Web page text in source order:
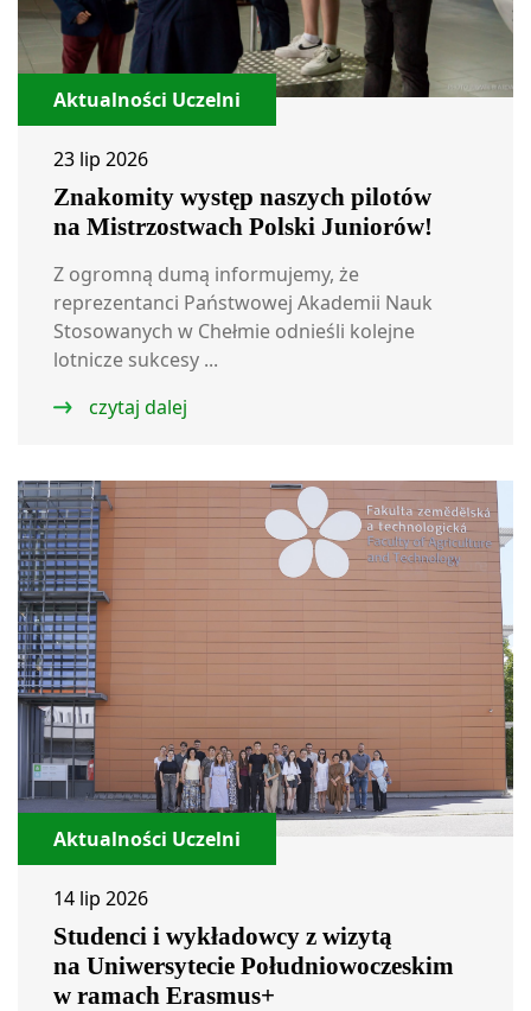
Aktualności Uczelni
23 lip 2026
Znakomity występ naszych pilotów
na Mistrzostwach Polski Juniorów!
Z ogromną dumą informujemy, że
reprezentanci Państwowej Akademii Nauk
Stosowanych w Chełmie odnieśli kolejne
lotnicze sukcesy ...
czytaj dalej
Aktualności Uczelni
14 lip 2026
Studenci i wykładowcy z wizytą
na Uniwersytecie Południowoczeskim
w ramach Erasmus+